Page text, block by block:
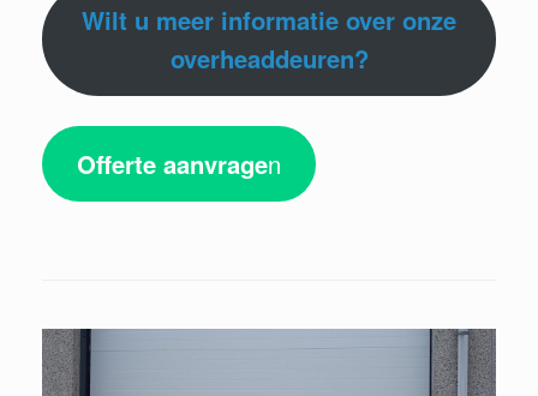
Wilt u meer informatie over onze
overheaddeuren?
Offerte aanvragen